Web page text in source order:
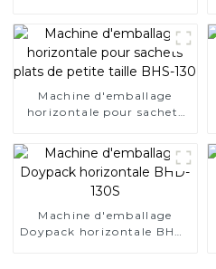
Machine d'emballage
horizontale pour sachets
Machine d'emballage
Doypack horizontale BHD-